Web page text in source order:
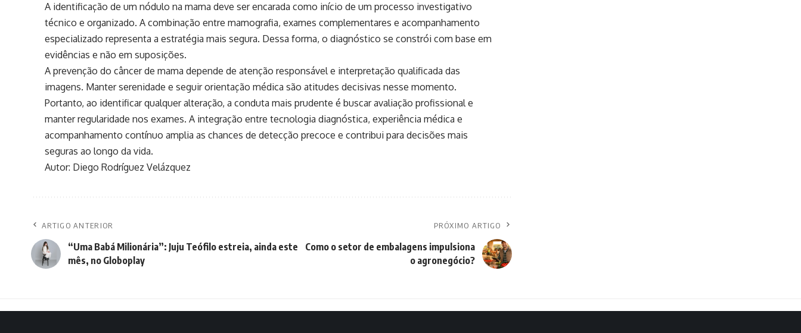
A identificação de um nódulo na mama deve ser encarada como início de um processo investigativo
técnico e organizado. A combinação entre mamografia, exames complementares e acompanhamento
especializado representa a estratégia mais segura. Dessa forma, o diagnóstico se constrói com base em
evidências e não em suposições.
A prevenção do câncer de mama depende de atenção responsável e interpretação qualificada das
imagens. Manter serenidade e seguir orientação médica são atitudes decisivas nesse momento.
Portanto, ao identificar qualquer alteração, a conduta mais prudente é buscar avaliação profissional e
manter regularidade nos exames. A integração entre tecnologia diagnóstica, experiência médica e
acompanhamento contínuo amplia as chances de detecção precoce e contribui para decisões mais
seguras ao longo da vida.
Autor: Diego Rodríguez Velázquez
ARTIGO ANTERIOR
“Uma Babá Milionária”: Juju Teófilo estreia, ainda este
mês, no Globoplay
PRÓXIMO ARTIGO
Como o setor de embalagens impulsiona
o agronegócio?